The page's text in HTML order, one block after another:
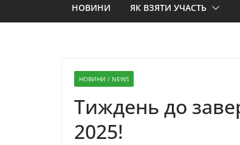
НОВИНИ ЯК ВЗЯТИ УЧАСТЬ
НОВИНИ / NEWS
Тиждень до
2025!